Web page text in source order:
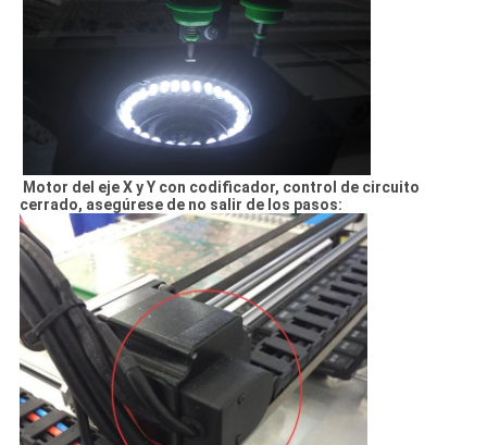
Motor del eje X y Y con codificador, control de circuito
cerrado, asegúrese de no salir de los pasos: